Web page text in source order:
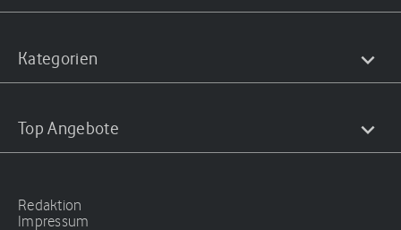
Kategorien
Top Angebote
Redaktion
Impressum